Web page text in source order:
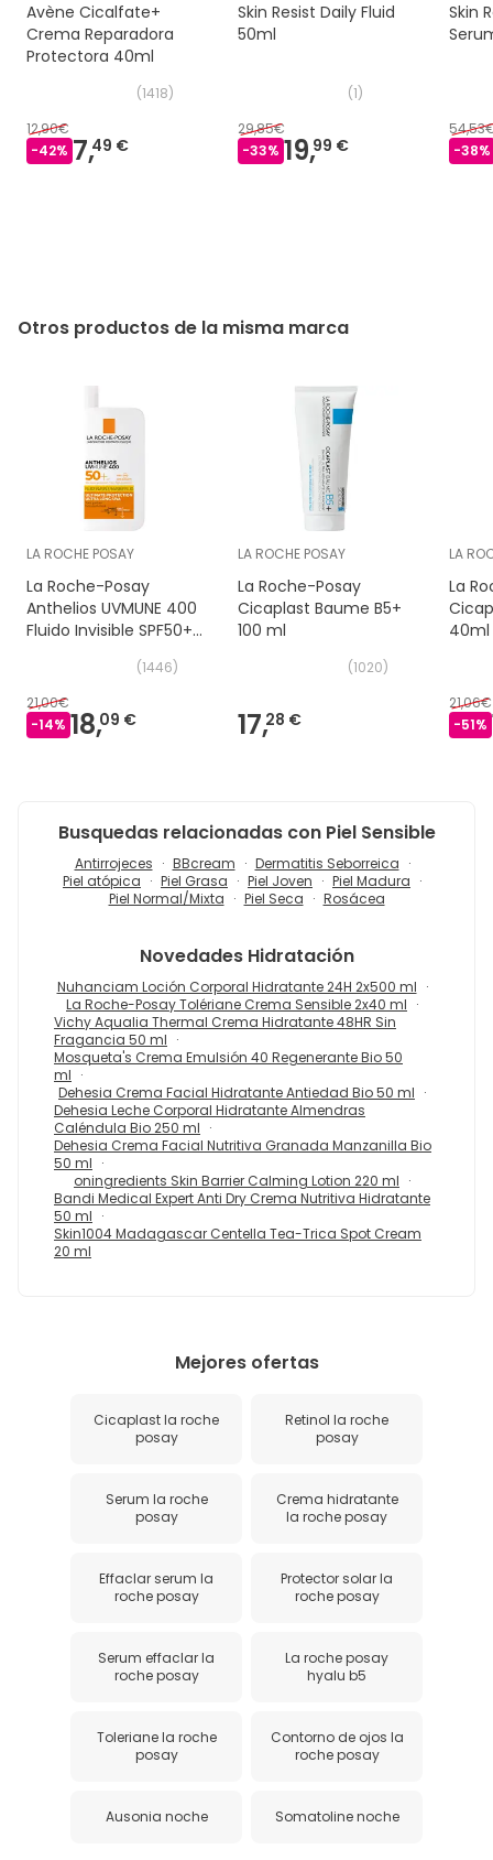
Avène Cicalfate+
Crema Reparadora
Protectora 40ml
(1418)
12,90€
-42% 7,49 €
Skin Resist Daily Fluid
50ml
(1)
29,85€
-33% 19,99 €
Skin
-38%
Otros productos de la misma marca
LA ROCHE POSAY
La Roche-Posay
Anthelios UVMUNE 400
Fluido Invisible SPF50+
(1446)
21,00€
-14% 18,09 €
LA ROCHE POSAY
La Roche-Posay
Cicaplast Baume B5+
100 ml
(1020)
17,28 €
LA
La
40ml
21,06€
-51%
Busquedas relacionadas con Piel Sensible
Antirrojeces BBcream
Dermatitis Seborreica
Piel atópica
Piel Grasa Piel Joven
Piel Madura
Piel Normal/Mixta
Piel Seca Rosácea
Novedades Hidratación
Nuhanciam Loción Corporal Hidratante 24H 2x500 ml
La Roche-Posay Tolériane Crema Sensible 2x40 ml
Vichy Aqualia Thermal Crema Hidratante 48HR Sin
Fragancia 50 ml
Mosqueta's Crema Emulsión 40 Regenerante Bio 50
ml
Dehesia Crema Facial Hidratante Antiedad Bio 50 ml
Dehesia Leche Corporal Hidratante Almendras
Caléndula Bio 250 ml
Dehesia Crema Facial Nutritiva Granada Manzanilla Bio
50 ml
oningredients Skin Barrier Calming Lotion 220 ml
Bandi Medical Expert Anti Dry Crema Nutritiva Hidratante
50 ml
Skin1004 Madagascar Centella Tea-Trica Spot Cream
20 ml
Mejores ofertas
Cicaplast la roche
posay
Retinol la roche
posay
Serum la roche
posay
Crema hidratante
la roche posay
Effaclar serum la
roche posay
Protector solar la
roche posay
Serum effaclar la
roche posay
La roche posay
hyalu b5
Toleriane la roche
posay
Contorno de ojos la
roche posay
Ausonia noche Somatoline noche